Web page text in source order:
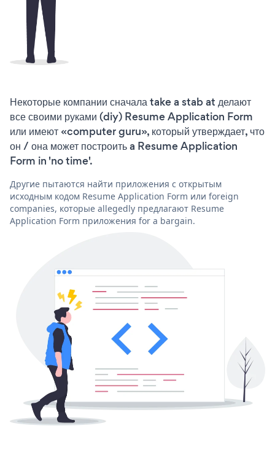
Некоторые компании сначала take a stab at делают
все своими руками (diy) Resume Application Form
или имеют «computer guru», который утверждает, что
он / она может построить a Resume Application
Form in 'no time'.
Другие пытаются найти приложения с открытым
исходным кодом Resume Application Form или foreign
companies, которые allegedly предлагают Resume
Application Form приложения for a bargain.